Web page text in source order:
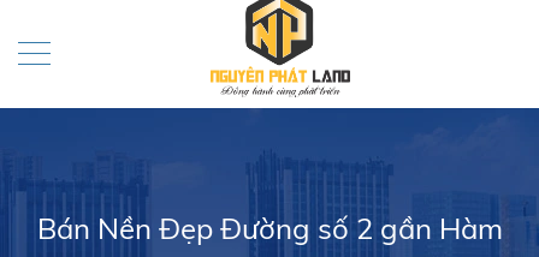
Bán Nền Đẹp Đường số 2 gần Hàm